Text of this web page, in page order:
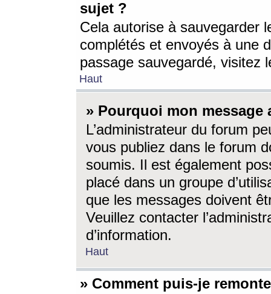
sujet ?
Cela autorise à sauvegarder
complétés et envoyés à une
passage sauvegardé, visitez
Haut
» Pourquoi mon message
L’administrateur du forum
vous publiez dans le forum
soumis. Il est également
placé dans un groupe
que les messages doivent
Veuillez contacter
d’information.
Haut
» Comment puis-je